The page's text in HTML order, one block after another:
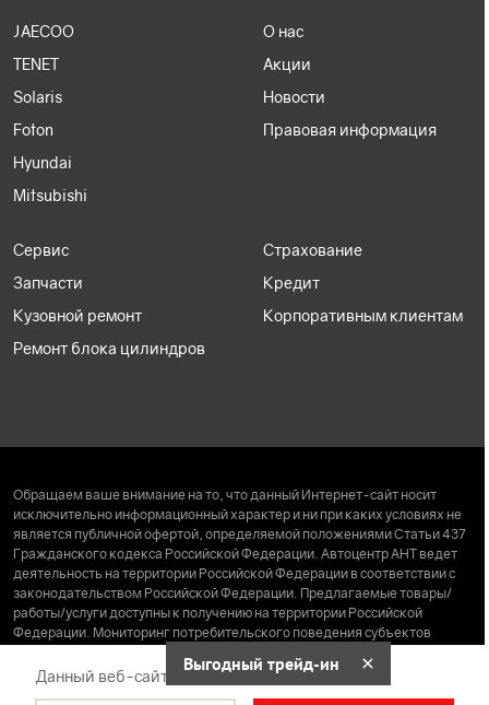
JAECOO
TENET
Solaris
Foton
Hyundai
Mitsubishi
О нас
Акции
Новости
Правовая информация
Сервис
Запчасти
Кузовной ремонт
Ремонт блока цилиндров
Страхование
Кредит
Корпоративным клиентам
Обращаем ваше внимание на то, что данный Интернет-сайт носит
исключительно информационный характер и ни при каких условиях не
является публичной офертой, определяемой положениями Статьи 437
Гражданского кодекса Российской Федерации. Автоцентр АНТ ведет
деятельность на территории Российской Федерации в соответствии с
законодательством Российской Федерации. Предлагаемые товары/
работы/услуги доступны к получению на территории Российской
Федерации. Мониторинг потребительского поведения субъектов
на сайт принадлежат ООО «АНТ Холдинг» (ИНН 2222062347, ОГРН
Данный веб-сайт использует cookie-файлы
Выгодный трейд-ин